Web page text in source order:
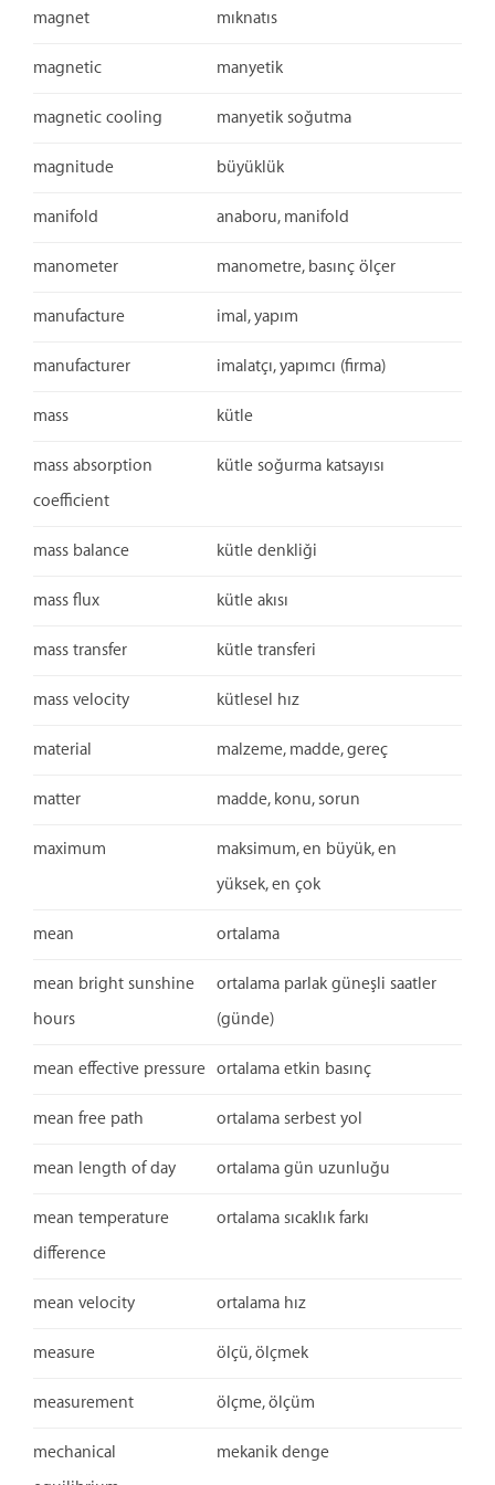
magnet mıknatıs
magnetic manyetik
magnetic cooling manyetik soğutma
magnitude büyüklük
manifold anaboru, manifold
manometer manometre, basınç ölçer
manufacture imal, yapım
manufacturer imalatçı, yapımcı (firma)
mass kütle
mass absorption
coefficient
kütle soğurma katsayısı
mass balance kütle denkliği
mass flux kütle akısı
mass transfer kütle transferi
mass velocity kütlesel hız
material malzeme, madde, gereç
matter madde, konu, sorun
maximum
maksimum, en büyük, en
yüksek, en çok
mean ortalama
mean bright sunshine
hours
ortalama parlak güneşli saatler
(günde)
mean effective pressure ortalama etkin basınç
mean free path ortalama serbest yol
mean length of day ortalama gün uzunluğu
mean temperature
difference
ortalama sıcaklık farkı
mean velocity ortalama hız
measure ölçü, ölçmek
measurement ölçme, ölçüm
mechanical
mekanik denge